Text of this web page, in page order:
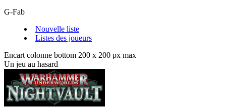
G-Fab
Nouvelle liste
Listes des joueurs
Encart colonne bottom 200 x 200 px max
Un jeu au hasard